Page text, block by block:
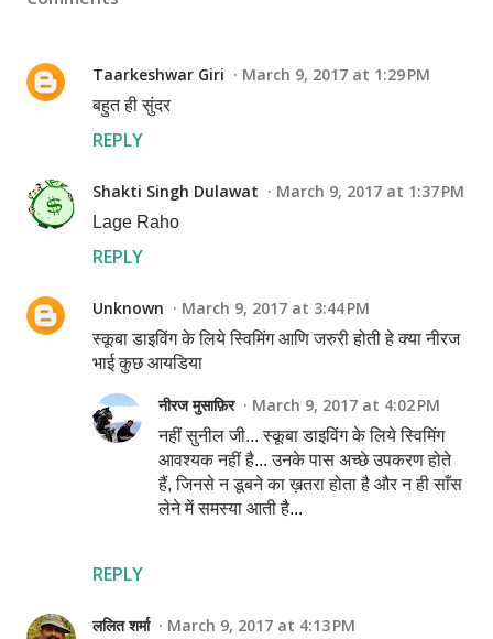
Taarkeshwar Giri March 9, 2017 at 1:29 PM
बहुत ही सुंदर
REPLY
Shakti Singh Dulawat March 9, 2017 at 1:37 PM
Lage Raho
REPLY
Unknown March 9, 2017 at 3:44 PM
स्कूबा डाइविंग के लिये स्विमिंग आणि जरुरी होती हे क्या नीरज
भाई कुछ आयडिया
REPLY
नीरज मुसाफ़िर March 9, 2017 at 4:02 PM
नहीं सुनील जी... स्कूबा डाइविंग के लिये स्विमिंग
आवश्यक नहीं है... उनके पास अच्छे उपकरण होते
हैं, जिनसे न डूबने का ख़तरा होता है और न ही साँस
लेने में समस्या आती है...
ललित शर्मा March 9, 2017 at 4:13 PM